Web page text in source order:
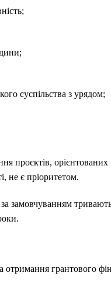
суспільства з урядом;
проєктів,
не є пріоритетом.
за замовчуванням
отримання грантового